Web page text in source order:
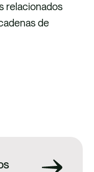
relacionados
de